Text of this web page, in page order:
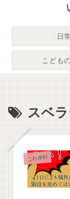
日常
こども
スベ
これ便利